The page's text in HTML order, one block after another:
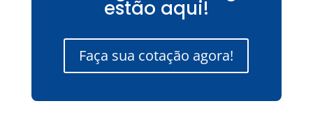
estão aqui!
Faça sua cotação agora!